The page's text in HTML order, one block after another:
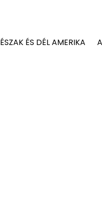
ÉSZAK ÉS DÉL AMERIKA